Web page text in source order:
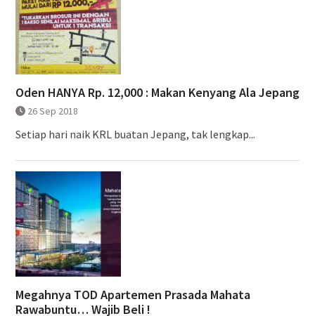
Oden HANYA Rp. 12,000 : Makan Kenyang Ala Jepang
26 Sep 2018
Setiap hari naik KRL buatan Jepang, tak lengkap...
Megahnya TOD Apartemen Prasada Mahata
Rawabuntu… Wajib Beli !